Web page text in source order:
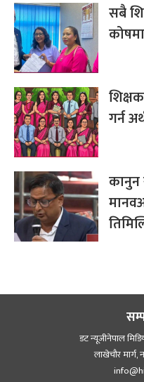
सबै
गर्न
कानुन
डट न्यूजीनेपाल
लाखेचौर मार्ग,